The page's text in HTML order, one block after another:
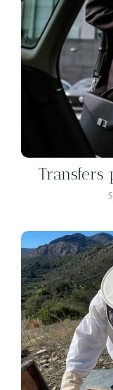
Transfers